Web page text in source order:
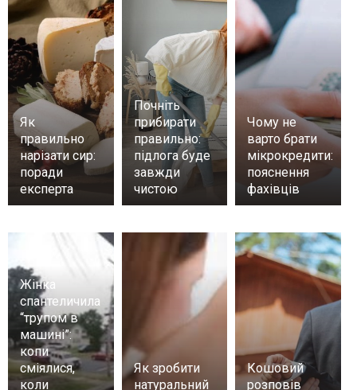
Як
правильно
нарізати сир:
поради
експерта
Почніть
прибирати
правильно:
підлога буде
завжди
чистою
Чому не
варто брати
мікрокредити:
пояснення
фахівців
Жінка
спантеличила
“трупом в
машині”:
копи
сміялися,
коли
Як зробити
натуральний
Кошовий
розповів